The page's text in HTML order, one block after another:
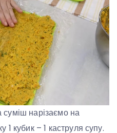
суміш нарізаємо на
1 кубик – 1 каструля супу.